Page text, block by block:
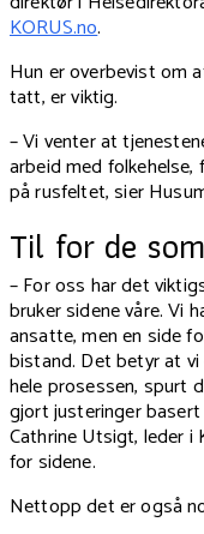
KORUS.no.
Hun er overbevist om
tatt, er viktig.
– Vi venter at
arbeid med
på rusfeltet, sier
Til for de
– For oss har det
bruker sidene våre. Vi
ansatte, men en side
bistand. Det betyr at
hele prosessen, spurt
gjort justeringer
Cathrine Utsigt, leder i
for sidene.
Nettopp det er også